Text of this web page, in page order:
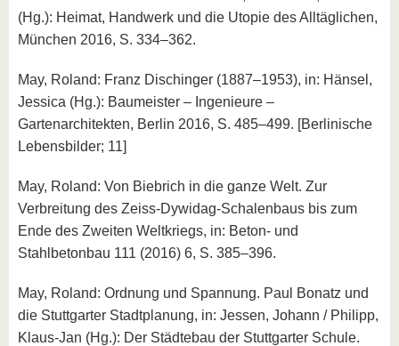
(Hg.): Heimat, Handwerk und die Utopie des Alltäglichen,
München 2016, S. 334–362.
May, Roland: Franz Dischinger (1887–1953), in: Hänsel,
Jessica (Hg.): Baumeister – Ingenieure –
Gartenarchitekten, Berlin 2016, S. 485–499. [Berlinische
Lebensbilder; 11]
May, Roland: Von Biebrich in die ganze Welt. Zur
Verbreitung des Zeiss-Dywidag-Schalenbaus bis zum
Ende des Zweiten Weltkriegs, in: Beton- und
Stahlbetonbau 111 (2016) 6, S. 385–396.
May, Roland: Ordnung und Spannung. Paul Bonatz und
die Stuttgarter Stadtplanung, in: Jessen, Johann / Philipp,
Klaus-Jan (Hg.): Der Städtebau der Stuttgarter Schule.